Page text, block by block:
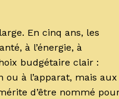
En cinq ans, les
à l’énergie, à
budgétaire clair :
à l’apparat, mais aux
d’être nommé